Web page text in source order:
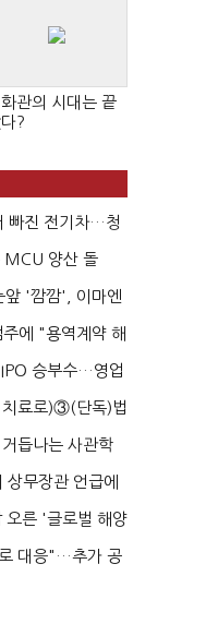
관의 시대는 끝
?
빠진 전기차…청
MCU 양산 돌
앞 '깜깜', 이마엔
에 "용역계약 해
승부수…영업
치료로)③(단독)법
듭나는 사관학
무장관 언급에
른 '글로벌 해양
대응"…추가 공